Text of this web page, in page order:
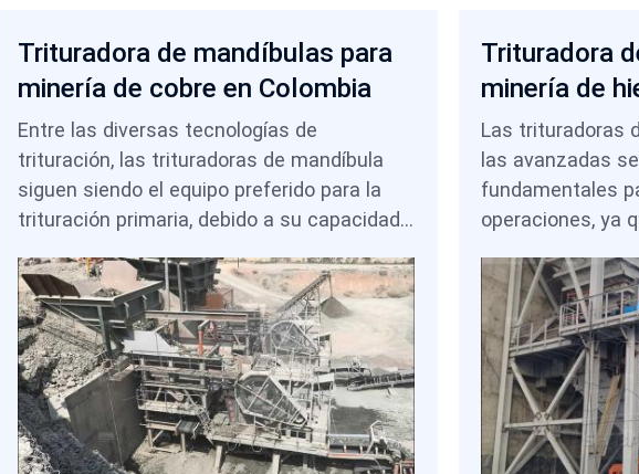
Trituradora de mandíbulas para
minería de cobre en Colombia
Entre las diversas tecnologías de
trituración, las trituradoras de mandíbula
siguen siendo el equipo preferido para la
trituración primaria, debido a su capacidad
alimentación, resistir elevadas cargas de
impacto y operar de manera confiable en
entornos mineros exigentes. Los diferentes
diseños de trituradoras de mandíbula —
tales como los modelos PE y los modelos
C6X de servicio pesado— ofrecen
flexibilidad para adaptarse a diversos tipos
Trituradora
minería de
Las trituradoras
las avanzadas
fundamentales
operaciones, ya
costosos
diseños de mina
configuraciones
seleccionar la
trituradora de
chilenos
rendimiento,